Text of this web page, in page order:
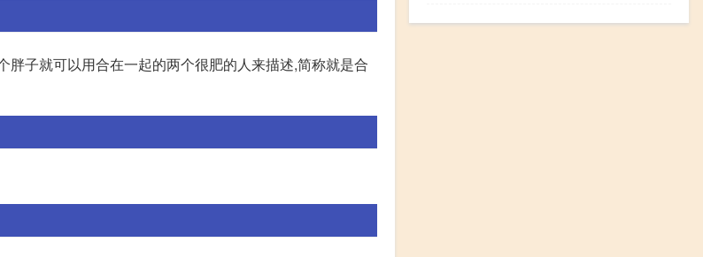
胖子就可以用合在一起的两个很肥的人来描述,简称就是合